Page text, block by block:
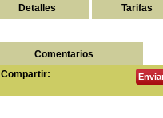
Detalles Tarifas
Comentarios
Compartir: